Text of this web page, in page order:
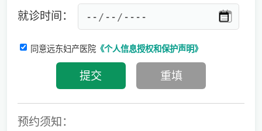
就诊时间：
同意远东妇产医院《个人信息授权和保护声明》
预约须知：